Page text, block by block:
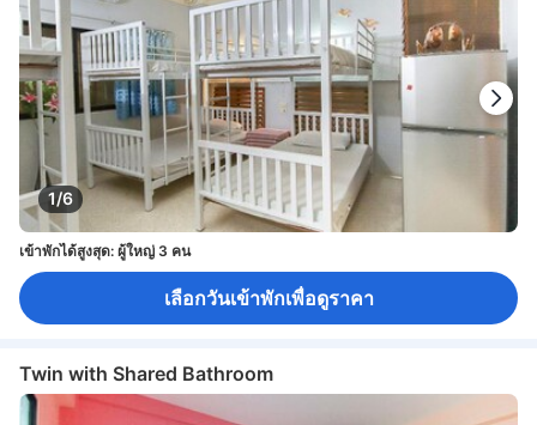
1/6
เข้าพักได้สูงสุด: ผู้ใหญ่ 3 คน
เลือกวันเข้าพักเพื่อดูราคา
Twin with Shared Bathroom